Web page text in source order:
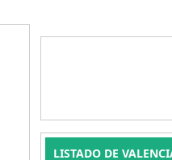
LISTADO DE